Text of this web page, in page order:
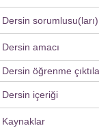
Dersin sorumlusu(ları)
Dersin amacı
Dersin öğrenme
Dersin içeriği
Kaynaklar